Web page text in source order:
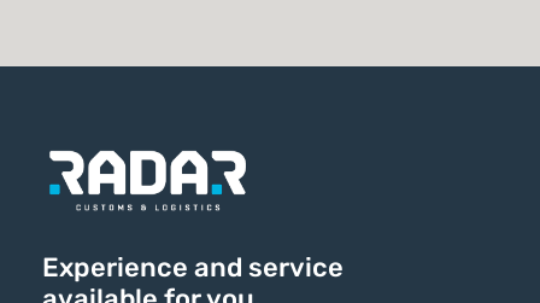
Experience and service